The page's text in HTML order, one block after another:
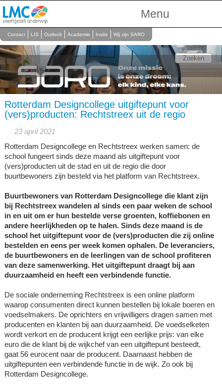
Menu
Over Ons
Scholen
Onderwijs
Personeel
Contact LIS Outlook Academie Insite Wij zijn SARO
Rotterdam Designcollege uitgiftepunt voor
(vers)producten: Rechtstreex uit de regio
23 april 2021
Rotterdam Designcollege en Rechtstreex werken samen: de
school fungeert sinds deze maand als uitgiftepunt voor
(vers)producten uit de stad en uit de regio die door
buurtbewoners zijn besteld via het platform van Rechtstreex.
Buurtbewoners van Rotterdam Designcollege die klant zijn
bij Rechtstreex wandelen al sinds een paar weken de school
in en uit om er hun bestelde verse groenten, koffiebonen en
andere heerlijkheden op te halen. Sinds deze maand is de
school het uitgiftepunt voor de (vers)producten die zij online
bestelden en eens per week komen ophalen. De leveranciers,
de buurtbewoners en de leerlingen van de school profiteren
van deze samenwerking. Het uitgiftepunt draagt bij aan
duurzaamheid en heeft een verbindende functie.
De sociale onderneming Rechtstreex is een online platform
waarop consumenten direct kunnen bestellen bij lokale boeren en
voedselmakers. De oprichters en vrijwilligers dragen samen met
producenten en klanten bij aan duurzaamheid. De voedselketen
wordt verkort en de producent krijgt een eerlijke prijs: van elke
euro die de klant bij de wijkchef van een uitgiftepunt besteedt,
gaat 56 eurocent naar de producent. Daarnaast hebben de
uitgiftepunten een verbindende functie in de wijk. Zo ook bij
Rotterdam Designcollege.